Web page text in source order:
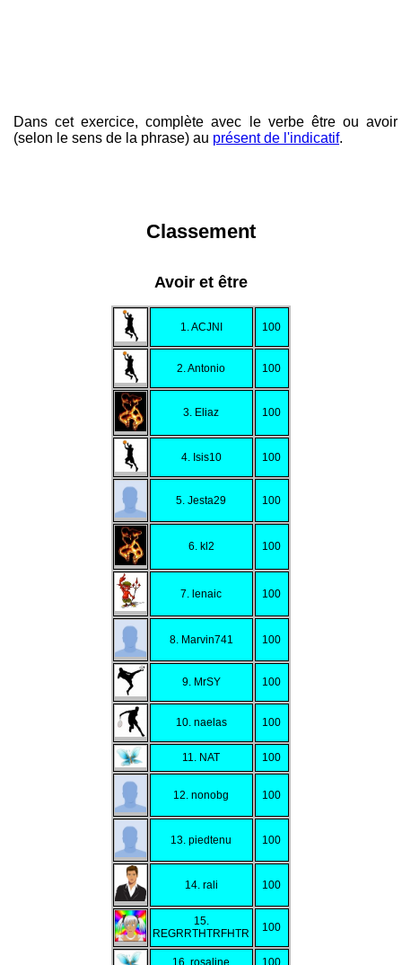
Dans cet exercice, complète avec le verbe être ou avoir
(selon le sens de la phrase) au présent de l'indicatif.
Classement
Avoir et être
1. ACJNI 100
2. Antonio 100
3. Eliaz 100
4. Isis10 100
5. Jesta29 100
6. kl2 100
7. lenaic 100
8. Marvin741 100
9. MrSY 100
10. naelas 100
11. NAT 100
12. nonobg 100
13. piedtenu 100
14. rali 100
15.
REGRRTHTRFHTR
100